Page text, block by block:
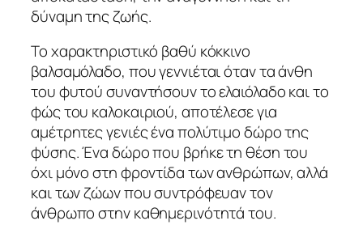
δύναμη της ζωής.
Το χαρακτηριστικό βαθύ κόκκινο
βαλσαμόλαδο, που γεννιέται όταν τα άνθη
του φυτού συναντήσουν το ελαιόλαδο και το
φώς του καλοκαιριού, αποτέλεσε για
αμέτρητες γενιές ένα πολύτιμο δώρο της
φύσης. Ένα δώρο που βρήκε τη θέση του
όχι μόνο στη φροντίδα των ανθρώπων, αλλά
και των ζώων που συντρόφευαν τον
άνθρωπο στην καθημερινότητά του.